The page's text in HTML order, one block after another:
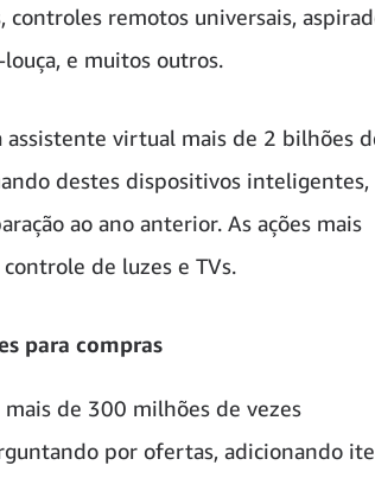
controles remotos universais,
e muitos outros.
assistente virtual mais de 2 bilhões
destes dispositivos inteligentes,
ao ano anterior. As ações mais
de luzes e TVs.
para compras
de 300 milhões de vezes
por ofertas, adicionando